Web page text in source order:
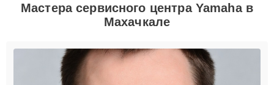
Мастера сервисного центра Yamaha в
Махачкале